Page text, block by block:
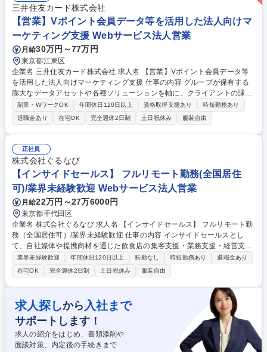
後は導入コンサルタントが引き継ぐため、商談に注力可能です。 募集職種
【フルリモート/ソリューション営業(SMB領域)】クラウド型電子カルテ
三井住友カード株式会社
【営業】Vポイント会員データ等を活用した法人向けマ
ーケティング支援 Webサービス法人営業
月給30万円～77万円
東京都江東区
企業名 三井住友カード株式会社 求人名 【営業】Vポイント会員データ等
を活用した法人向けマーケティング支援 仕事の内容 グループが保有する
膨大なデータアセットや各種ソリューションを軸に、クライアントの課題
解決と事業成長に貢献することがミッションです。日用消費財メーカーや
小売企業等を担当し、営業・企画活動全般をリード。 ■Vポイントや決済
データを活用した販促・マーケティング施策の企画提案 ■社内の各専門ス
タッフと協業したデータ分析および顧客課題の解決支援 ■担当案件におけ
るスケジュール・予算・KPI管理など総合プロデュース ■クーポンやデジ
タル広告等を複合的に組み合わせた効果的なソリューション提供 募集職種
【営業】Vポイント会員データ等を活用した法人向けマーケティング支援
副業・WワークOK 年間休日120日以上 資格取得支援あり
時短勤務あり
退職金あり
在宅OK 完全週休2日制 土日祝休み 服装自由
正社員
株式会社ぐるなび
【インサイドセールス】 フルリモート勤務(全国居住
可)/業界未経験歓迎 Webサービス法人営業
月給22万円～27万6000円
東京都千代田区
企業名 株式会社ぐるなび 求人名 【インサイドセールス】 フルリモート勤
務（全国居住可）/業界未経験歓迎 仕事の内容 インサイドセールスとし
て、自社媒体や提携商材を通じた飲食店の集客支援・業務支援・経営支援
をご担当頂きます。電話やWeb会議ツールを駆使したオンライン完結型の
営業スタイルを採用しています。 【入社後にお任せしたい業務】入社当初
は、新規獲得チーム（市場を切り拓く先鋭部隊）で商談設定や成約までの
突破力を磨いていただきつつ、業務を通じて当社のサービスや顧客特性の
理解を深めていただきます。 その後は、個人の適性やスキルを鑑みて、新
規獲得チームもしくは顧客伴走チーム（商談・受注・契約継続フォローま
でを一貫して担う営業）に分かれていきます。 募集職種 【インサイドセ
ールス】 フルリモート勤務（全国居住可）/業界未経験歓迎
業界未経験歓迎 年間休日120日以上 転勤なし 時短勤務あり
退職金あり
在宅OK
完全週休2日制 土日祝休み 服装自由
求人探しから 入社まで
サポートします！
求人の紹介をはじめ、書類添削や
面談対策、内定後の手続きまで